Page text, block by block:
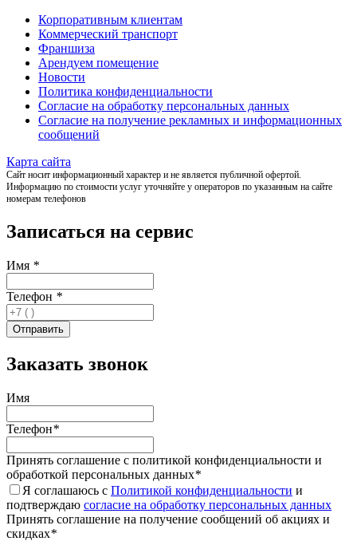
Корпоративным клиентам
Коммерческий транспорт
Франшиза
Арендуем помещение
Новости
Политика конфиденциальности
Согласие на обработку персональных данных
Согласие на получение рекламных и информационных
сообщений
Карта сайта
Сайт носит информационный характер и не является публичной офертой.
Информацию по стоимости услуг уточняйте у операторов по указанным на сайте
номерам телефонов
Записаться на сервис
Имя *
Телефон *
Заказать звонок
Имя
Телефон*
Принять соглашение с политикой конфиденциальности и
обработкой персональных данных*
Я соглашаюсь с Политикой конфиденциальности и
подтверждаю согласие на обработку персональных данных
Принять соглашение на получение сообщений об акциях и
скидках*